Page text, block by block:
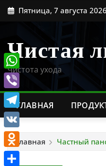
ПерейтиПятница, 7 августа 2026
Чистая
Чистота ухода
ГЛАВНАЯ
Главная Частный
WhatsApp
Viber
Telegram
VK
Odnoklassniki